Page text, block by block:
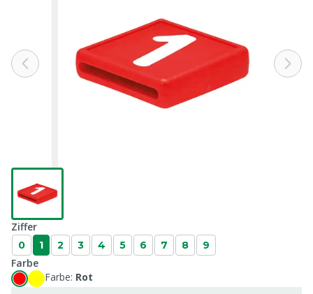
Ziffer
0 1 2 3 4 5 6 7 8 9
Farbe
Farbe: Rot